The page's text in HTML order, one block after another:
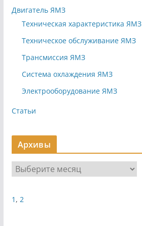
Двигатель ЯМЗ
Техническая характеристика ЯМЗ
Техническое обслуживание ЯМЗ
Трансмиссия ЯМЗ
Система охлаждения ЯМЗ
Электрооборудование ЯМЗ
Статьи
Архивы
р
и
1 , 2